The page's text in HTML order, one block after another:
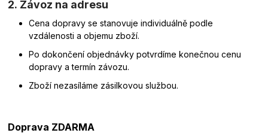
2. Závoz na adresu
Cena dopravy se stanovuje individuálně podle
vzdálenosti a objemu zboží.
Po dokončení objednávky potvrdíme konečnou cenu
dopravy a termín závozu.
Zboží nezasíláme zásilkovou službou.
Doprava ZDARMA